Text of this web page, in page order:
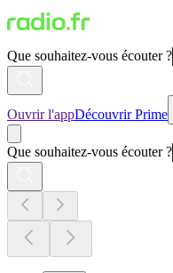
Que souhaitez-vous écouter ?
Ouvrir l'appDécouvrir Prime
Que souhaitez-vous écouter ?